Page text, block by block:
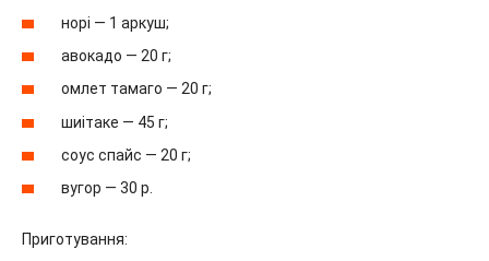
норі — 1 аркуш;
авокадо — 20 г;
омлет тамаго — 20 г;
шиітаке — 45 г;
соус спайс — 20 г;
вугор — 30 р.
Приготування: